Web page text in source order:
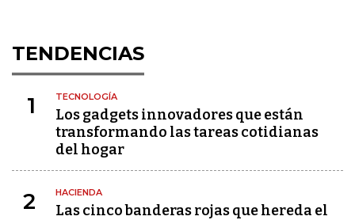
TENDENCIAS
1 TECNOLOGÍA
Los gadgets innovadores que están
transformando las tareas cotidianas
del hogar
2 HACIENDA
Las cinco banderas rojas que hereda el